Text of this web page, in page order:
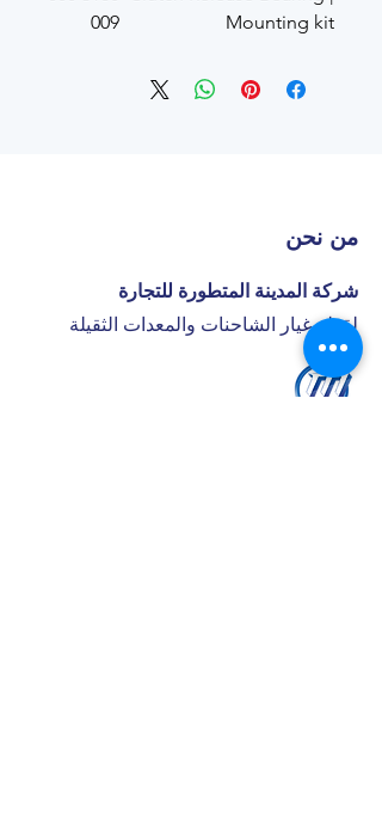
Mounting kit
009
من نحن
شركة المدينة المتطورة للتجارة
لقطع غيار الشاحنات والمعدات الثقيلة